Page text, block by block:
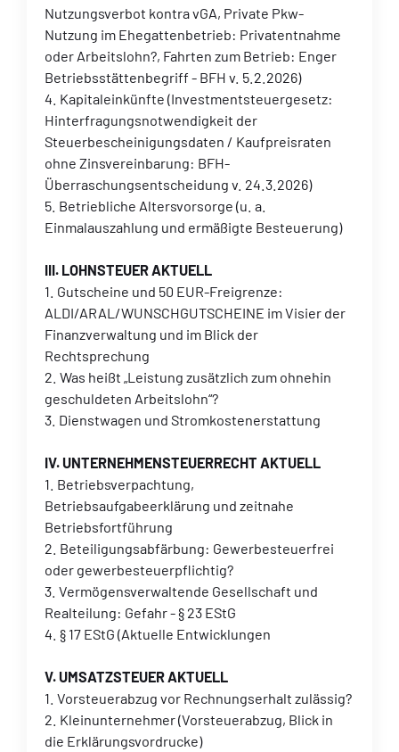
Nutzungsverbot kontra vGA, Private Pkw-
Nutzung im Ehegattenbetrieb: Privatentnahme
oder Arbeitslohn?, Fahrten zum Betrieb: Enger
Betriebsstättenbegriff - BFH v. 5.2.2026)
4. Kapitaleinkünfte (Investmentsteuergesetz:
Hinterfragungsnotwendigkeit der
Steuerbescheinigungsdaten / Kaufpreisraten
ohne Zinsvereinbarung: BFH-
Überraschungsentscheidung v. 24.3.2026)
5. Betriebliche Altersvorsorge (u. a.
Einmalauszahlung und ermäßigte Besteuerung)
III. LOHNSTEUER AKTUELL
1. Gutscheine und 50 EUR-Freigrenze:
ALDI/ARAL/WUNSCHGUTSCHEINE im Visier der
Finanzverwaltung und im Blick der
Rechtsprechung
2. Was heißt „Leistung zusätzlich zum ohnehin
geschuldeten Arbeitslohn“?
3. Dienstwagen und Stromkostenerstattung
IV. UNTERNEHMENSTEUERRECHT AKTUELL
1. Betriebsverpachtung,
Betriebsaufgabeerklärung und zeitnahe
Betriebsfortführung
2. Beteiligungsabfärbung: Gewerbesteuerfrei
oder gewerbesteuerpflichtig?
3. Vermögensverwaltende Gesellschaft und
Realteilung: Gefahr - § 23 EStG
4. § 17 EStG (Aktuelle Entwicklungen
V. UMSATZSTEUER AKTUELL
1. Vorsteuerabzug vor Rechnungserhalt zulässig?
2. Kleinunternehmer (Vorsteuerabzug, Blick in
die Erklärungsvordrucke)